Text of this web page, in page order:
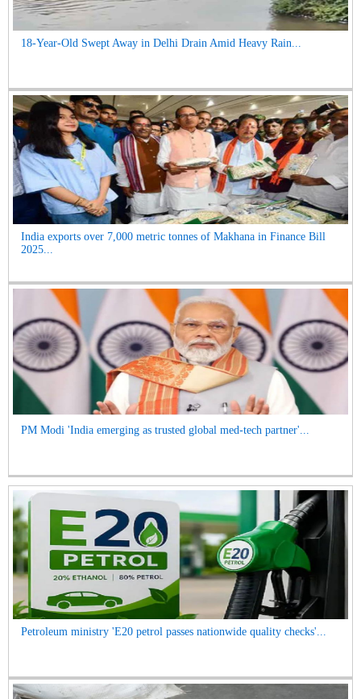
18-Year-Old Swept Away in Delhi Drain Amid Heavy Rain...
India exports over 7,000 metric tonnes of Makhana in Finance Bill
2025...
PM Modi 'India emerging as trusted global med-tech partner'...
Petroleum ministry 'E20 petrol passes nationwide quality checks'...